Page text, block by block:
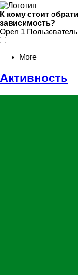
К кому стоит
зависимость?
Open 1 Пользователь
More
Активность